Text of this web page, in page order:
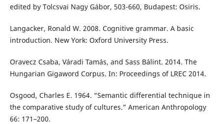
edited by Tolcsvai Nagy Gábor, 503-660, Budapest: Osiris.
Langacker, Ronald W. 2008. Cognitive grammar. A basic
introduction. New York: Oxford University Press.
Oravecz Csaba, Váradi Tamás, and Sass Bálint. 2014. The
Hungarian Gigaword Corpus. In: Proceedings of LREC 2014.
Osgood, Charles E. 1964. “Semantic differential technique in
the comparative study of cultures.” American Anthropology
66: 171–200.